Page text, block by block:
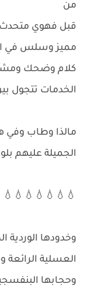
من
قبل فهوي متحدث
مميز وسلس في
كلام وضحك
الخدمات تتجول
مالذا وطاب وفي
الجميلة عليهم
وخدودها الوردية
العسلية الرائعة
وحجابها